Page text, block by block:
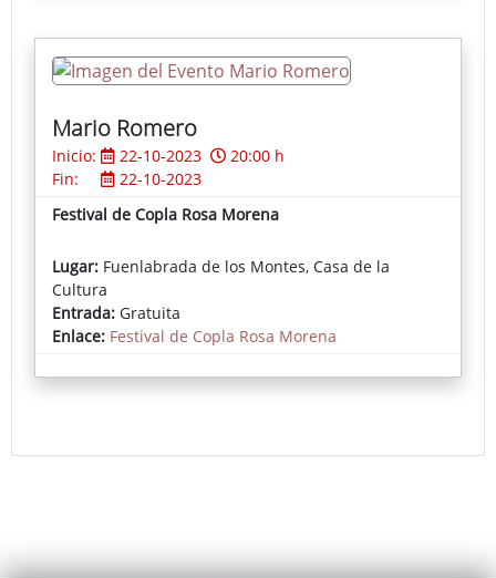
Mario Romero
Inicio: 22-10-2023
20:00 h
Fin:
22-10-2023
Festival de Copla Rosa Morena
Lugar: Fuenlabrada de los Montes, Casa de la
Cultura
Entrada: Gratuita
Enlace: Festival de Copla Rosa Morena